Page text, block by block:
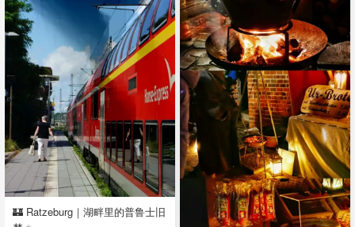
🏰 Ratzeburg｜湖畔里的普鲁士旧